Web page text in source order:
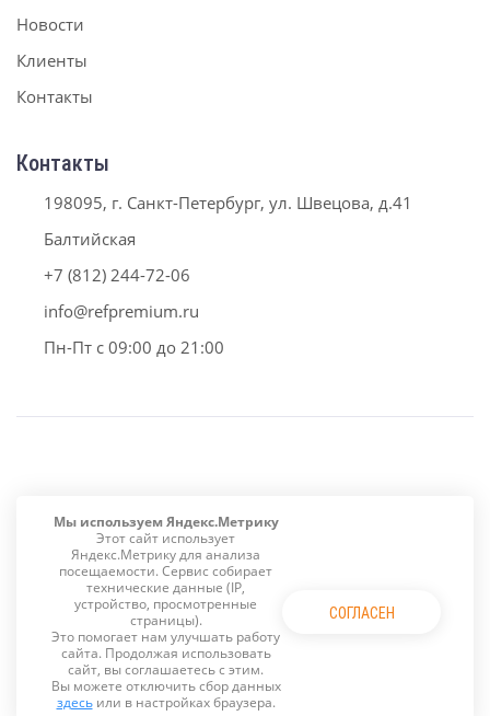
Новости
Клиенты
Контакты
Контакты
198095, г. Санкт-Петербург, ул. Швецова, д.41
Балтийская
+7 (812) 244-72-06
info@refpremium.ru
Пн-Пт с 09:00 до 21:00
2026 © ООО «РефПремиум СПб»
Холодильное оборудование для оснащения складов,
пищевых производств, ресторанов, кафе, баров и
столовых.
Подбор, доставка и обслуживание по Санкт-Петербургу
и области.
Политика конфиденциальности
Карта сайта
Мы используем Яндекс.Метрику
Этот сайт использует
Яндекс.Метрику для анализа
посещаемости. Сервис собирает
технические данные (IP,
устройство, просмотренные
страницы).
Это помогает нам улучшать работу
сайта. Продолжая использовать
сайт, вы соглашаетесь с этим.
Вы можете отключить сбор данных
здесьили в настройках браузера.
СОГЛАСЕН